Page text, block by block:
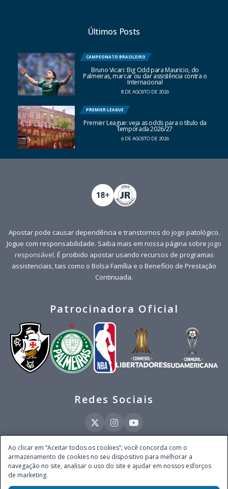
Últimos Posts
CAMPEONATO BRASILEIRO
Bruno Vicari: Big Odd para Mauricio, do
Palmeiras, marcar ou dar assistência contra o
Internacional
8 DE AGOSTO DE 2026
PREMIER LEAGUE
Premier League: veja as odds para o título da
temporada 2026/27
6 DE AGOSTO DE 2026
Apostar pode causar dependência e transtornos do jogo patológico.
Jogue com responsabilidade. Saiba mais em nossa página sobre jogo
responsável. É proibido apostar usando recursos de programas
assistenciais, tais como o Bolsa Família e o Benefício de Prestação
Continuada.
Patrocinadora Oficial
Redes Sociais
Este site é operado pela Ventmear Brasil LTDA (CNPJ 52.868.380/0001-84), com
endereço na Avenida Brigadeiro Faria Lima, nº 4.055, 3º andar, Itaim Bibi, no
Município de São Paulo, Estado de São Paulo, CEP 04538-133, Brasil - empresa
autorizada a operar apostas de quota fixa em todo território nacional pela
Ao clicar em “Aceitar todos os cookies”, você concorda com o
armazenamento de cookies no seu dispositivo para melhorar a
navegação no site, analisar o uso do site e ajudar em nossos esforços
de marketing.